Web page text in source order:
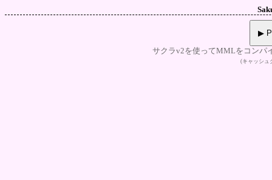
▶
サクラv2を使ってMMLをコンパ
(キャッシュ